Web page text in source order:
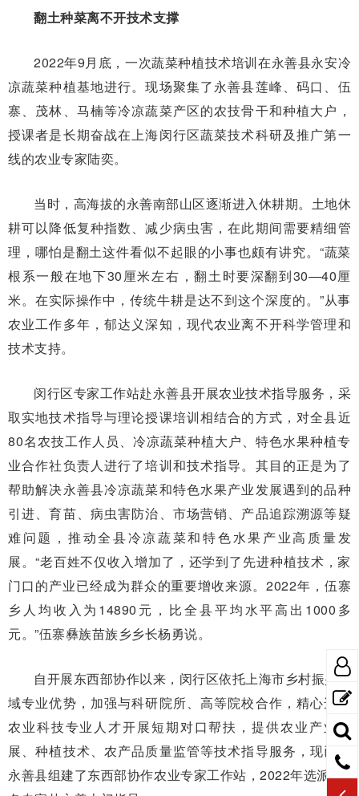
翻土种菜离不开技术支撑
2022年9月底，一次蔬菜种植技术培训在永善县永安冷
凉蔬菜种植基地进行。现场聚集了永善县莲峰、码口、伍
寨、茂林、马楠等冷凉蔬菜产区的农技骨干和种植大户，
授课者是长期奋战在上海闵行区蔬菜技术科研及推广第一
线的农业专家陆奕。
当时，高海拔的永善南部山区逐渐进入休耕期。土地休
耕可以降低复种指数、减少病虫害，在此期间需要精细管
理，哪怕是翻土这件看似不起眼的小事也颇有讲究。“蔬菜
根系一般在地下30厘米左右，翻土时要深翻到30—40厘
米。在实际操作中，传统牛耕是达不到这个深度的。”从事
农业工作多年，郁达义深知，现代农业离不开科学管理和
技术支持。
闵行区专家工作站赴永善县开展农业技术指导服务，采
取实地技术指导与理论授课培训相结合的方式，对全县近
80名农技工作人员、冷凉蔬菜种植大户、特色水果种植专
业合作社负责人进行了培训和技术指导。其目的正是为了
帮助解决永善县冷凉蔬菜和特色水果产业发展遇到的品种
引进、育苗、病虫害防治、市场营销、产品追踪溯源等疑
难问题，推动全县冷凉蔬菜和特色水果产业高质量发
展。“老百姓不仅收入增加了，还学到了先进种植技术，家
门口的产业已经成为群众的重要增收来源。2022年，伍寨
乡人均收入为14890元，比全县平均水平高出1000多
元。”伍寨彝族苗族乡乡长杨勇说。
自开展东西部协作以来，闵行区依托上海市乡村振兴领
域专业优势，加强与科研院所、高等院校合作，精心选派
农业科技专业人才开展短期对口帮扶，提供农业产业发
展、种植技术、农产品质量监管等技术指导服务，现已在
永善县组建了东西部协作农业专家工作站，2022年选派了8